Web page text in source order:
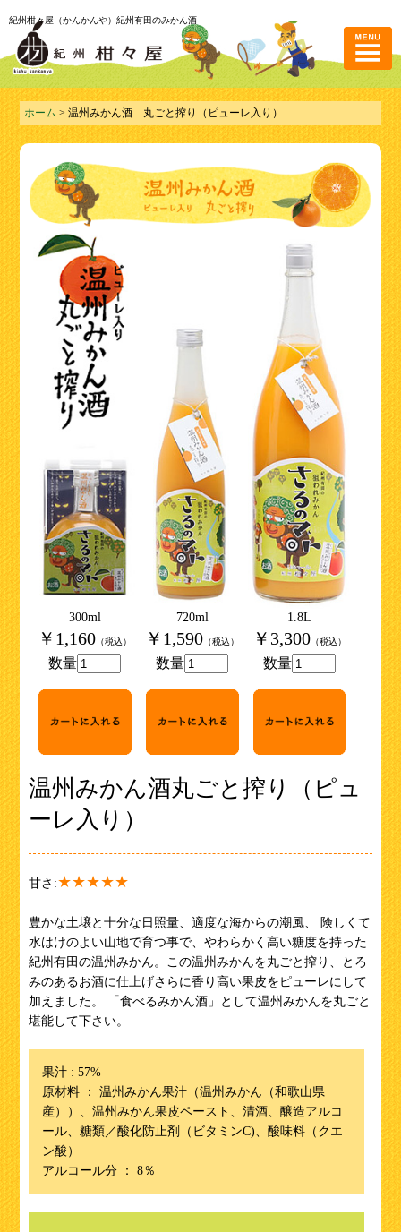
紀州柑々屋（かんかんや）紀州有田のみかん酒
ホーム > 温州みかん酒 丸ごと搾り（ピューレ入り）
300ml
￥1,160 （税込）
数量
720ml
￥1,590 （税込）
数量
1.8L
￥3,300 （税込）
数量
温州みかん酒丸ごと搾り（ピュ
ーレ入り）
甘さ:★★★★★
豊かな土壌と十分な日照量、適度な海からの潮風、 険しくて
水はけのよい山地で育つ事で、やわらかく高い糖度を持った
紀州有田の温州みかん。この温州みかんを丸ごと搾り、とろ
みのあるお酒に仕上げさらに香り高い果皮をピューレにして
加えました。 「食べるみかん酒」として温州みかんを丸ごと
堪能して下さい。
果汁 : 57%
原材料 ： 温州みかん果汁（温州みかん（和歌山県
産））、温州みかん果皮ペースト、清酒、醸造アルコ
ール、糖類／酸化防止剤（ビタミンC)、酸味料（クエ
ン酸）
アルコール分 ： 8％